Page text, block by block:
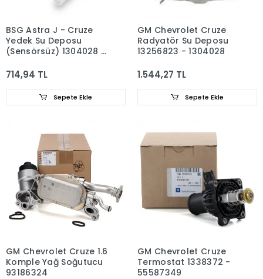
BSG Astra J - Cruze
Yedek Su Deposu
(Sensörsüz) 1304028 -
714,94 TL
Sepete Ekle
GM Chevrolet Cruze
Radyatör Su Deposu
13256823 - 1304028
1.544,27 TL
Sepete Ekle
GM Chevrolet Cruze 1.6
Komple Yağ Soğutucu
93186324
GM Chevrolet Cruze
Termostat 1338372 -
55587349